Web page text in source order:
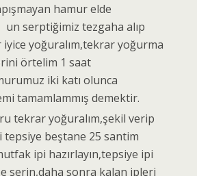
hamur elde
serptiğimiz tezgaha alıp
yoğuralım,tekrar yoğurma
örtelim 1 saat
iki katı olunca
tamamlammış demektir.
tekrar yoğuralım,şekil verip
tepsiye beştane 25 santim
ipi hazırlayın,tepsiye ipi
serin,daha sonra kalan ipleri